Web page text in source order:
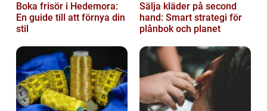
Boka frisör i Hedemora:
En guide till att förnya din
stil
Sälja kläder på second
hand: Smart strategi för
plånbok och planet